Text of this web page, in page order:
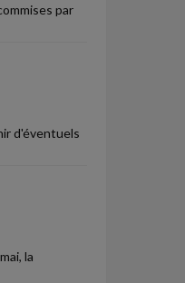
par
d'éventuels
la